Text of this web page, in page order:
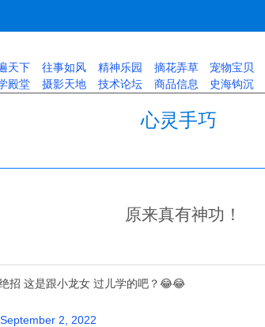
天下 往事如风 精神乐园 摘花弄草 宠物宝贝
殿堂 摄影天地 技术论坛 商品信息 史海钩沉
心灵手巧
原来真有神功！
招 这是跟小龙女 过儿学的吧？😂😂
September 2, 2022